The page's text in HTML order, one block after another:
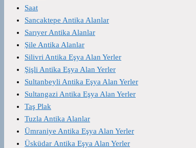
Saat
Sancaktepe Antika Alanlar
Sarıyer Antika Alanlar
Şile Antika Alanlar
Silivri Antika Eşya Alan Yerler
Şişli Antika Eşya Alan Yerler
Sultanbeyli Antika Eşya Alan Yerler
Sultangazi Antika Eşya Alan Yerler
Taş Plak
Tuzla Antika Alanlar
Ümraniye Antika Eşya Alan Yerler
Üsküdar Antika Eşya Alan Yerler